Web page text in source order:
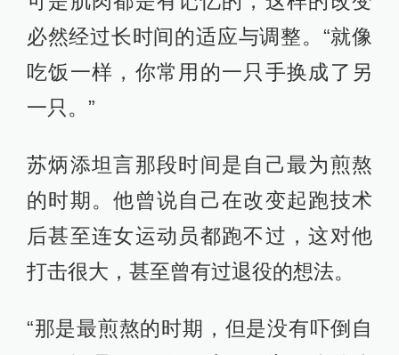
短跑的关键并不在于速度，而在于节
奏与步频的配合。苏炳添解释说，由
于自己启动总是用力过猛，但这种力
量是有限的，当进入六、七十米以后
降速降得特别快。换脚跑其实就是让
速度保持住。
“以前没有改变是47步可以完成，现在
换完以后是48步，但这样才能显示出
自己节奏和自身步频的配合。”